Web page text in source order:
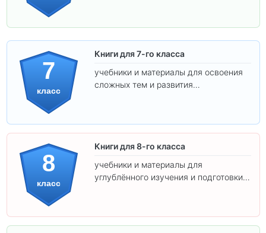
7
класс
Книги для 7-го класса
учебники и материалы для освоения
сложных тем и развития
8
класс
Книги для 8-го класса
учебники и материалы для
углублённого изучения и подготовки к